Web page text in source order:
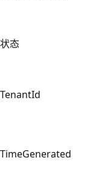
状态
TenantId
TimeGenerated